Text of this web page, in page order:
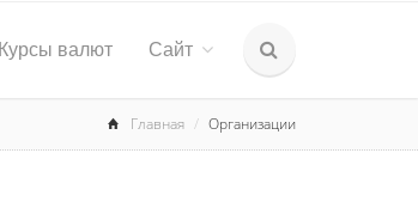
Курсы валют Сайт
Главная Организации